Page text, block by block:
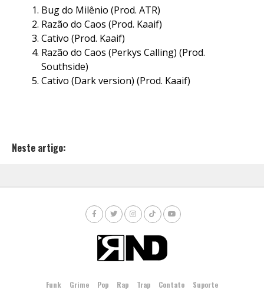
Bug do Milênio (Prod. ATR)
Razão do Caos (Prod. Kaaif)
Cativo (Prod. Kaaif)
Razão do Caos (Perkys Calling) (Prod.
Southside)
Cativo (Dark version) (Prod. Kaaif)
Neste artigo:
Funk Grime Pop Rap Trap Contato Suporte